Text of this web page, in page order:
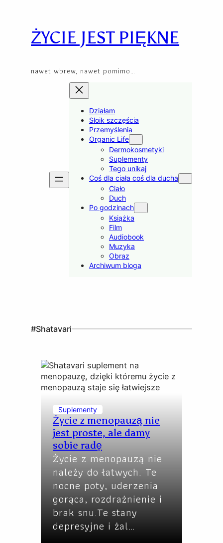
contentŻYCIE JEST PIĘKNE
nawet wbrew, nawet pomimo…
Działam
Słoik szczęścia
Przemyślenia
Organic Life
Dermokosmetyki
Suplementy
Tego unikaj
Coś dla ciała coś dla ducha
Ciało
Duch
Po godzinach
Książka
Film
Audiobook
Muzyka
Obraz
Archiwum bloga
#Shatavari
Suplementy
Życie z menopauzą nie
jest proste, ale damy
sobie radę
Życie z menopauzą nie
należy do łatwych. Te
nocne poty, uderzenia
gorąca, rozdrażnienie i
brak snu.Te stany
depresyjne i żal…